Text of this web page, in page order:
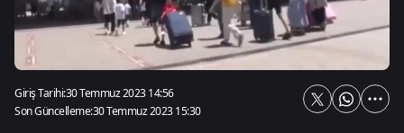
Giriş Tarihi:30 Temmuz 2023 14:56
Son Güncelleme:30 Temmuz 2023 15:30